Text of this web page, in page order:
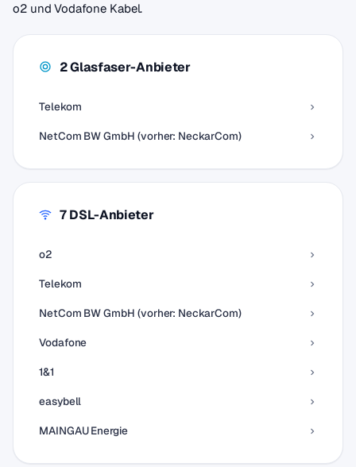
o2 und Vodafone Kabel.
2 Glasfaser-Anbieter
Telekom
NetCom BW GmbH (vorher: NeckarCom)
7 DSL-Anbieter
o2
Telekom
NetCom BW GmbH (vorher: NeckarCom)
Vodafone
1&1
easybell
MAINGAU Energie